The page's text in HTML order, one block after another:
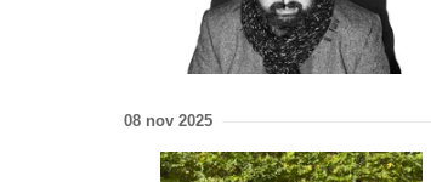
08 nov 2025